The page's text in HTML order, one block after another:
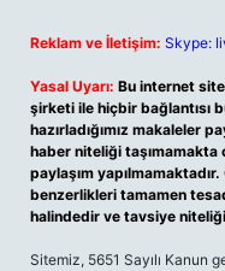
Reklam ve İletişim: Skype:
Yasal Uyarı: Bu internet
şirketi ile hiçbir bağlantısı
hazırladığımız makaleler
haber niteliği taşımamakta
paylaşım
benzerlikleri tamamen
halindedir ve tavsiye
Sitemiz, 5651 Sayılı Kanun